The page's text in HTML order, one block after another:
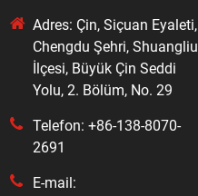
Adres: Çin, Siçuan Eyaleti,
Chengdu Şehri, Shuangliu
İlçesi, Büyük Çin Seddi
Yolu, 2. Bölüm, No. 29
Telefon: +86-138-8070-
2691
E-mail: